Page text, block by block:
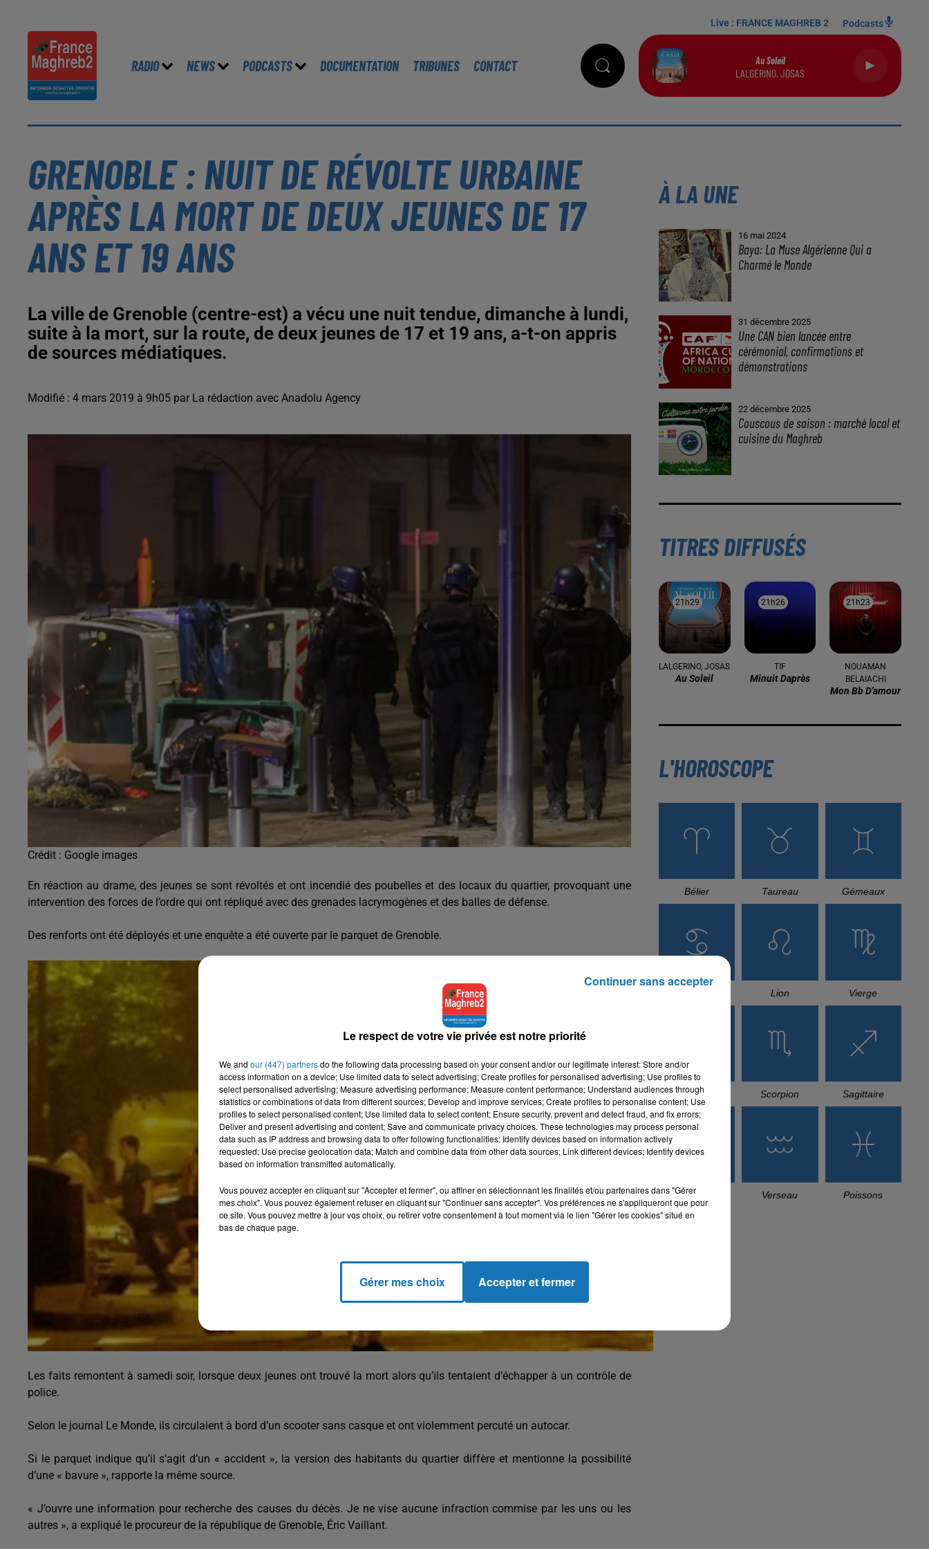
RADIO NEWS PODCASTS DOCUMENTATION TRIBUNES CONTACT
Live : FRANCE MAGHREB 2 Podcasts
Au Soleil
LALGERINO, JOSAS
GRENOBLE : NUIT DE RÉVOLTE URBAINE
APRÈS LA MORT DE DEUX JEUNES DE 17
ANS ET 19 ANS
La ville de Grenoble (centre-est) a vécu une nuit tendue, dimanche à lundi,
suite à la mort, sur la route, de deux jeunes de 17 et 19 ans, a-t-on appris
de sources médiatiques.
Modifié : 4 mars 2019 à 9h05 par La rédaction avec Anadolu Agency
Crédit : Google images
En réaction au drame, des jeunes se sont révoltés et ont incendié des poubelles et des locaux du quartier, provoquant une
intervention des forces de l’ordre qui ont répliqué avec des grenades lacrymogènes et des balles de défense.
Des renforts ont été déployés et une enquête a été ouverte par le parquet de Grenoble.
Les faits remontent à samedi soir, lorsque deux jeunes ont trouvé la mort alors qu’ils tentaient d’échapper à un contrôle de
police.
Selon le journal Le Monde, ils circulaient à bord d’un scooter sans casque et ont violemment percuté un autocar.
Si le parquet indique qu’il s’agit d’un « accident », la version des habitants du quartier diffère et mentionne la possibilité
d’une « bavure », rapporte la même source.
« J’ouvre une information pour recherche des causes du décès. Je ne vise aucune infraction commise par les uns ou les
autres », a expliqué le procureur de la république de Grenoble, Éric Vaillant.
À LA UNE
16 mai 2024
Baya: La Muse Algérienne Qui a
Charmé le Monde
cérémonial, confirmations et
démonstrations
Couscous de saison : marché local et
cuisine du Maghreb
TITRES DIFFUSÉS
LALGERINO, JOSAS
Au Soleil
TIF
Minuit Daprès
NOUAMAN
BELAIACHI
Mon Bb D'amour
L'HOROSCOPE
Le respect de votre vie privée est notre priorité
We and our (447) partnersdo the following data processing based on your consent and/or our legitimate interest: Store and/or
access information on a device; Use limited data to select advertising; Create profiles for personalised advertising; Use profiles to
select personalised advertising; Measure advertising performance; Measure content performance; Understand audiences through
statistics or combinations of data from different sources; Develop and improve services; Create profiles to personalise content; Use
profiles to select personalised content; Use limited data to select content; Ensure security, prevent and detect fraud, and fix errors;
Deliver and present advertising and content; Save and communicate privacy choices. These technologies may process personal
data such as IP address and browsing data to offer following functionalities: Identify devices based on information actively
requested; Use precise geolocation data; Match and combine data from other data sources; Link different devices; Identify devices
based on information transmitted automatically.
Vous pouvez accepter en cliquant sur "Accepter et fermer", ou affiner en sélectionnant les finalités et/ou partenaires dans "Gérer
mes choix". Vous pouvez également refuser en cliquant sur "Continuer sans accepter". Vos préférences ne s'appliqueront que pour
ce site. Vous pouvez mettre à jour vos choix, ou retirer votre consentement à tout moment via le lien "Gérer les cookies" situé en
bas de chaque page.
Gérer mes choix Accepter et fermer
Continuer sans accepter